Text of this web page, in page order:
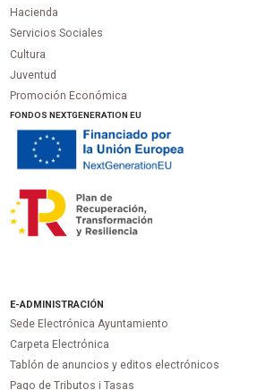
Hacienda
Servicios Sociales
Cultura
Juventud
Promoción Económica
FONDOS NEXTGENERATION EU
E-ADMINISTRACIÓN
Sede Electrónica Ayuntamiento
Carpeta Electrónica
Tablón de anuncios y editos electrónicos
Pago de Tributos i Tasas